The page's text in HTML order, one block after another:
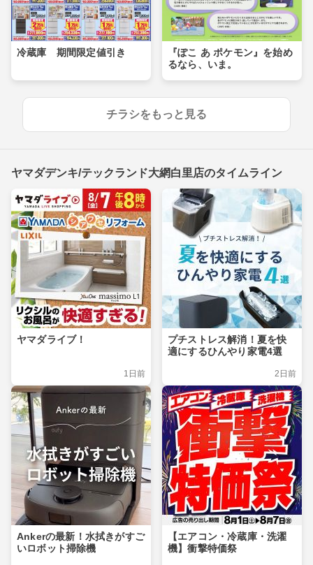
冷蔵庫 期間限定値引き
『ぽこ あ ポケモン』を始め
るなら、いま。
チラシをもっと見る
ヤマダデンキ/テックランド大網白里店のタイムライン
ヤマダライブ！
1日前
プチストレス解消！夏を快
適にするひんやり家電4選
2日前
Ankerの最新！水拭きがすご
いロボット掃除機
【エアコン・冷蔵庫・洗濯
機】衝撃特価祭